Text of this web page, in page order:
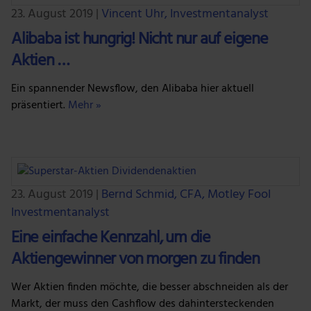
möglicherweise mit weiteren Daten zusammen, die du
ihnen bereitgestellt hast oder die sie im Rahmen deiner
Nutzung der Dienste gesammelt haben.
23. August 2019 | Vincent Uhr, Investmentanalyst
Alibaba ist hungrig! Nicht nur auf eigene
Aktien …
Ein spannender Newsflow, den Alibaba hier aktuell
präsentiert. Mehr »
23. August 2019 | Bernd Schmid, CFA, Motley Fool
Investmentanalyst
Eine einfache Kennzahl, um die
Aktiengewinner von morgen zu finden
Wer Aktien finden möchte, die besser abschneiden als der
Markt, der muss den Cashflow des dahintersteckenden